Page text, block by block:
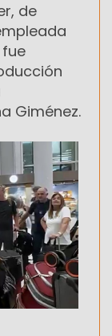
de
fue
Giménez.